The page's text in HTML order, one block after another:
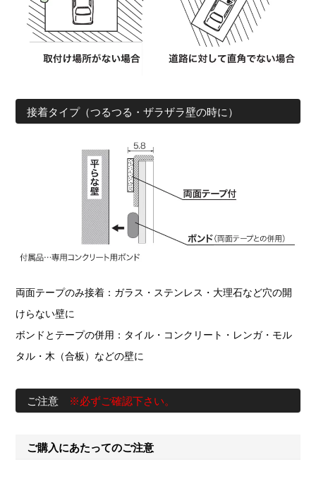
接着タイプ（つるつる・ザラザラ壁の時に）
両面テープのみ接着：ガラス・ステンレス・大理石など穴の開
けらない壁に
ボンドとテープの併用：タイル・コンクリート・レンガ・モル
タル・木（合板）などの壁に
ご注意 ※必ずご確認下さい。
ご購入にあたってのご注意